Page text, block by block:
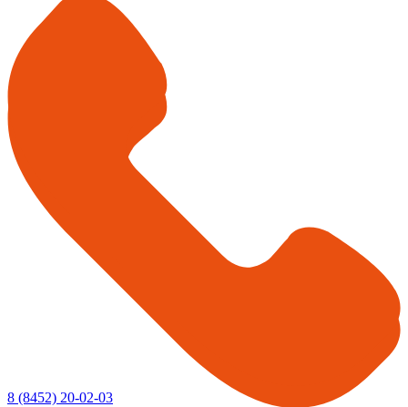
8 (8452) 20-02-03